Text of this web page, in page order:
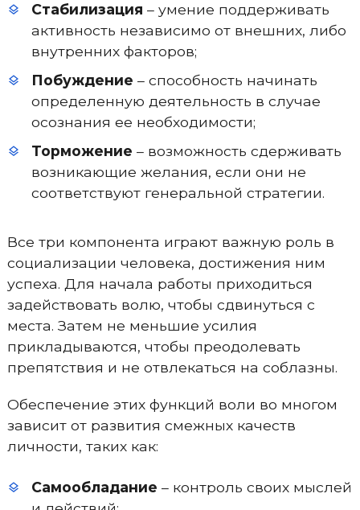
Стабилизация – умение поддерживать
активность независимо от внешних, либо
внутренних факторов;
Побуждение – способность начинать
определенную деятельность в случае
осознания ее необходимости;
Торможение – возможность сдерживать
возникающие желания, если они не
соответствуют генеральной стратегии.
Все три компонента играют важную роль в
социализации человека, достижения ним
успеха. Для начала работы приходиться
задействовать волю, чтобы сдвинуться с
места. Затем не меньшие усилия
прикладываются, чтобы преодолевать
препятствия и не отвлекаться на соблазны.
Обеспечение этих функций воли во многом
зависит от развития смежных качеств
личности, таких как:
Самообладание – контроль своих мыслей